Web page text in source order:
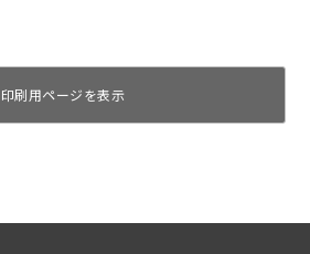
印刷用ページを表示